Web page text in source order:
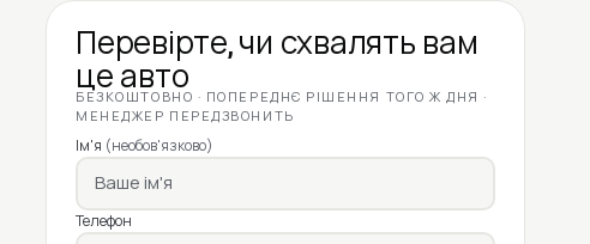
Перевірте, чи схвалять вам
це авто
БЕЗКОШТОВНО · ПОПЕРЕДНЄ РІШЕННЯ ТОГО Ж ДНЯ ·
МЕНЕДЖЕР ПЕРЕДЗВОНИТЬ
Ім'я (необов'язково)
Телефон